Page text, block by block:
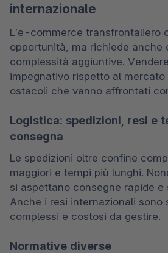
internazionale
L’e-commerce transfrontaliero
opportunità, ma richiede anche
complessità aggiuntive.
impegnativo rispetto al
ostacoli che vanno affrontati
Logistica: spedizioni, resi e
consegna
Le spedizioni oltre confine
maggiori e tempi più lunghi.
si aspettano consegne rapide e
Anche i resi internazionali sono
complessi e costosi da gestire.
Normative diverse